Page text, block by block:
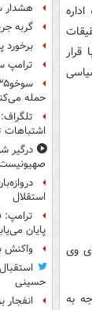
به اداره
دستگیر اما با قرار
وی
به
هشدار
گربه
برخورد پراید
ترامپ
حمله
اشتباهات
درگیر
استقلال
ترامپ:
پایان
واکنش
حسینی
انفجار